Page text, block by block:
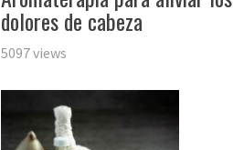
dolores de cabeza
5097 views